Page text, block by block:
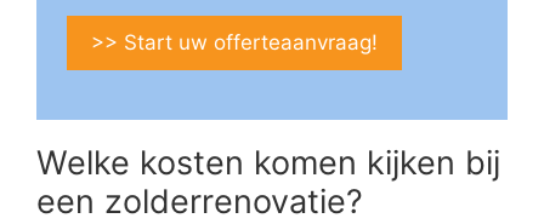
>> Start uw offerteaanvraag!
Welke kosten komen kijken bij
een zolderrenovatie?